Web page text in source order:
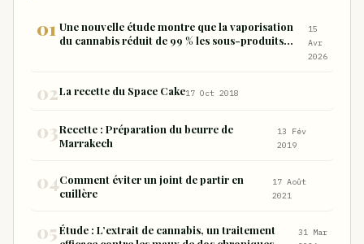
Une nouvelle étude montre que la vaporisation
du cannabis réduit de 99 % les sous-produits
15
Avr
2026
La recette du Space Cake17 Oct 2018
Recette : Préparation du beurre de
Marrakech
13 Fév
2019
Comment éviter un joint de partir en
cuillère
17 Août
2021
Étude : L’extrait de cannabis, un traitement
31 Mar